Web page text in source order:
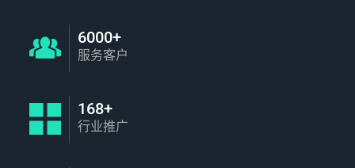
6000+
服务客户
168+
行业推广